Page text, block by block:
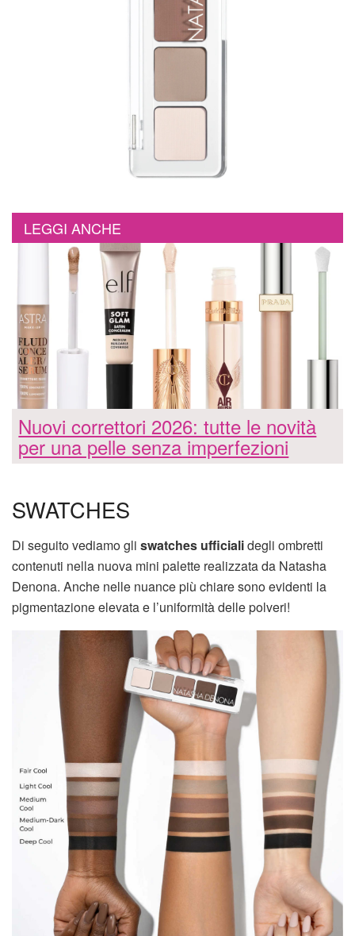
LEGGI ANCHE
Nuovi correttori 2026: tutte le novità
per una pelle senza imperfezioni
SWATCHES
Di seguito vediamo gli swatches ufficialidegli ombretti
contenuti nella nuova mini palette realizzata da Natasha
Denona. Anche nelle nuance più chiare sono evidenti la
pigmentazione elevata e l’uniformità delle polveri!